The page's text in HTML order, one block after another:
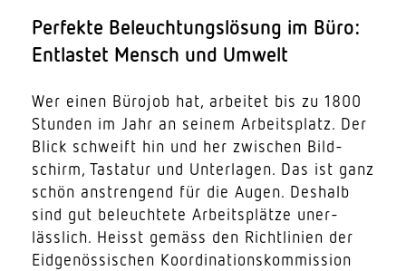
Perfekte Beleuch­tungs­lösung im Büro:
Entlastet Mensch und Umwelt
Wer einen Bürojob hat, arbeitet bis zu 1800
Stunden im Jahr an seinem Arbeits­platz. Der
Blick schweift hin und her zwischen Bild­
schirm, Tastatur und Unter­lagen. Das ist ganz
schön anstrengend für die Augen. Deshalb
sind gut beleuchtete Arbeits­plätze uner­
lässlich. Heisst gemäss den Richt­linien der
Eidge­nös­si­schen Koor­di­na­ti­ons­kom­mission